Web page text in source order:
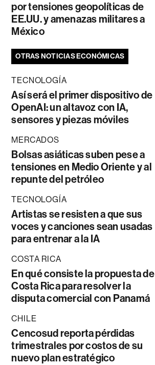
por tensiones geopolíticas de
EE.UU. y amenazas militares a
México
OTRAS NOTICIAS ECONÓMICAS
TECNOLOGÍA
Así será el primer dispositivo de
OpenAI: un altavoz con IA,
sensores y piezas móviles
MERCADOS
Bolsas asiáticas suben pese a
tensiones en Medio Oriente y al
repunte del petróleo
TECNOLOGÍA
Artistas se resisten a que sus
voces y canciones sean usadas
para entrenar a la IA
COSTA RICA
En qué consiste la propuesta de
Costa Rica para resolver la
disputa comercial con Panamá
CHILE
Cencosud reporta pérdidas
trimestrales por costos de su
nuevo plan estratégico